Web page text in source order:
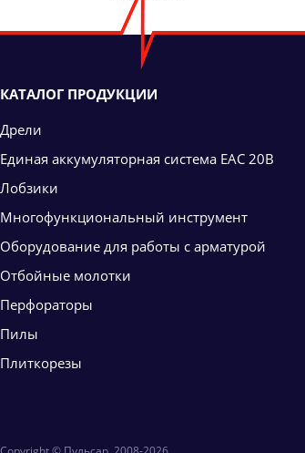
КАТАЛОГ ПРОДУКЦИИ
Дрели
Единая аккумуляторная система ЕАС 20В
Лобзики
Многофункциональный инструмент
Оборудование для работы с арматурой
Отбойные молотки
Перфораторы
Пилы
Плиткорезы